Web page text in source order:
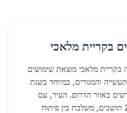
בקריית מלאכי
בקריית מלאכי מוצאת שימושים
והמגורים, במיוחד בשנת
חדשים באזור הדרום. העיר, עם
אוכלוסייתה של 23,771 תושבים, משלבת בין פיתוח